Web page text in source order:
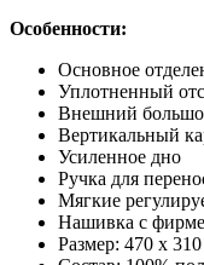
Особенности:
Основное
Уплотненный
Внешний
Вертикальный
Усиленное дно
Ручка для
Мягкие
Нашивка с
Размер: 470 x